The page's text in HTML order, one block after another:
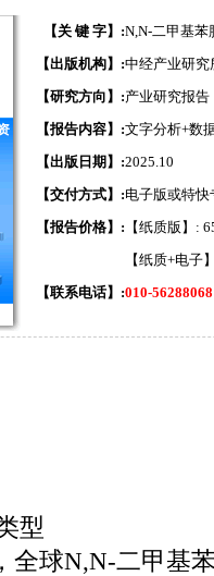
【关 键 字】:N,N-二甲基苯
【出版机构】:中经产业研究
【研究方向】:产业研究报告
【报告内容】:文字分析+数
【出版日期】:2025.10
【交付方式】:电子版或特快
【报告价格】: 【纸质版】:
【纸质+电子
【联系电话】:010-
型
全球N,N-二甲基